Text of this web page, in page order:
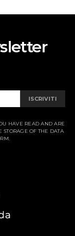
ISCRIVITI
HAVE READ AND ARE
STORAGE OF THE DATA